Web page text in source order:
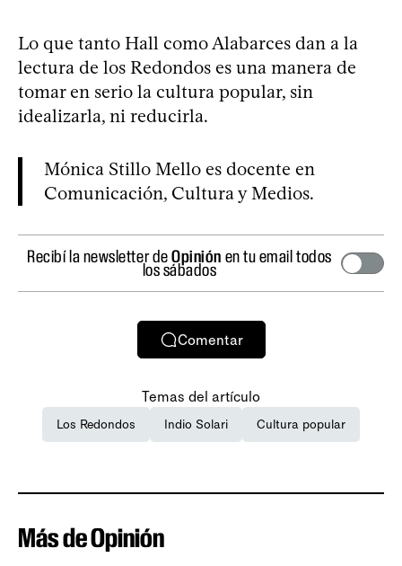
Lo que tanto Hall como Alabarces dan a la
lectura de los Redondos es una manera de
tomar en serio la cultura popular, sin
idealizarla, ni reducirla.
Mónica Stillo Mello es docente en
Comunicación, Cultura y Medios.
Recibí la newsletter deOpinión en tu email todos
los sábados
Comentar
Temas del artículo
Los Redondos Indio Solari Cultura popular
Más de Opinión